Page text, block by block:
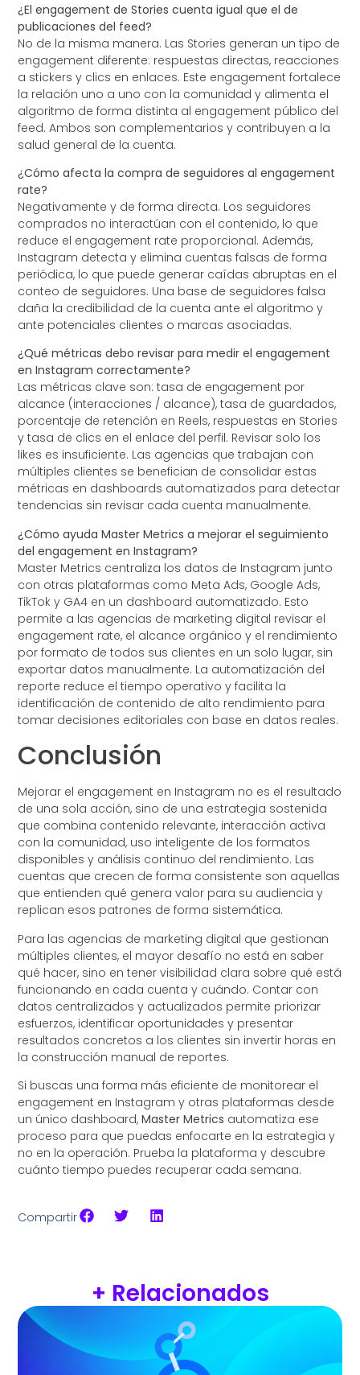
¿El engagement de Stories cuenta igual que el de
publicaciones del feed?
No de la misma manera. Las Stories generan un tipo de
engagement diferente: respuestas directas, reacciones
a stickers y clics en enlaces. Este engagement fortalece
la relación uno a uno con la comunidad y alimenta el
algoritmo de forma distinta al engagement público del
feed. Ambos son complementarios y contribuyen a la
salud general de la cuenta.
¿Cómo afecta la compra de seguidores al engagement
rate?
Negativamente y de forma directa. Los seguidores
comprados no interactúan con el contenido, lo que
reduce el engagement rate proporcional. Además,
Instagram detecta y elimina cuentas falsas de forma
periódica, lo que puede generar caídas abruptas en el
conteo de seguidores. Una base de seguidores falsa
daña la credibilidad de la cuenta ante el algoritmo y
ante potenciales clientes o marcas asociadas.
¿Qué métricas debo revisar para medir el engagement
en Instagram correctamente?
Las métricas clave son: tasa de engagement por
alcance (interacciones / alcance), tasa de guardados,
porcentaje de retención en Reels, respuestas en Stories
y tasa de clics en el enlace del perfil. Revisar solo los
likes es insuficiente. Las agencias que trabajan con
múltiples clientes se benefician de consolidar estas
métricas en dashboards automatizados para detectar
tendencias sin revisar cada cuenta manualmente.
¿Cómo ayuda Master Metrics a mejorar el seguimiento
del engagement en Instagram?
Master Metrics centraliza los datos de Instagram junto
con otras plataformas como Meta Ads, Google Ads,
TikTok y GA4 en un dashboard automatizado. Esto
permite a las agencias de marketing digital revisar el
engagement rate, el alcance orgánico y el rendimiento
por formato de todos sus clientes en un solo lugar, sin
exportar datos manualmente. La automatización del
reporte reduce el tiempo operativo y facilita la
identificación de contenido de alto rendimiento para
tomar decisiones editoriales con base en datos reales.
Conclusión
Mejorar el engagement en Instagram no es el resultado
de una sola acción, sino de una estrategia sostenida
que combina contenido relevante, interacción activa
con la comunidad, uso inteligente de los formatos
disponibles y análisis continuo del rendimiento. Las
cuentas que crecen de forma consistente son aquellas
que entienden qué genera valor para su audiencia y
replican esos patrones de forma sistemática.
Para las agencias de marketing digital que gestionan
múltiples clientes, el mayor desafío no está en saber
qué hacer, sino en tener visibilidad clara sobre qué está
funcionando en cada cuenta y cuándo. Contar con
datos centralizados y actualizados permite priorizar
esfuerzos, identificar oportunidades y presentar
resultados concretos a los clientes sin invertir horas en
la construcción manual de reportes.
Si buscas una forma más eficiente de monitorear el
engagement en Instagram y otras plataformas desde
un único dashboard,Master Metrics automatiza ese
proceso para que puedas enfocarte en la estrategia y
no en la operación. Prueba la plataforma y descubre
cuánto tiempo puedes recuperar cada semana.
Compartir
+ Relacionados